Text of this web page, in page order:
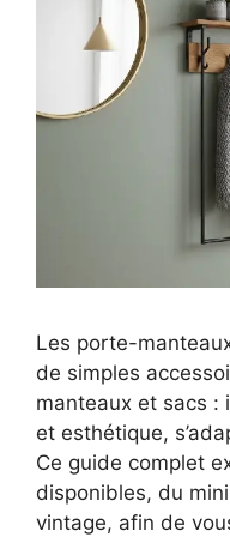
Les porte-
de simples
manteaux et sacs :
et esthétique,
Ce guide complet
disponibles, du
vintage, afin de